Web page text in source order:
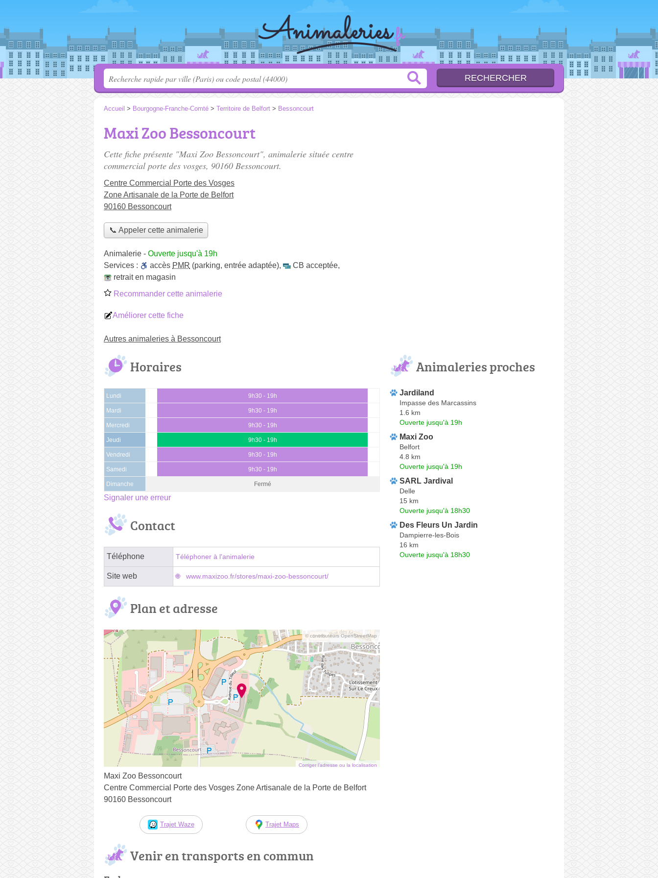
Accueil > Bourgogne-Franche-Comté > Territoire de Belfort > Bessoncourt
Maxi Zoo Bessoncourt
Cette fiche présente "Maxi Zoo Bessoncourt", animalerie située centre
commercial porte des vosges, 90160 Bessoncourt.
Centre Commercial Porte des Vosges
Zone Artisanale de la Porte de Belfort
90160 Bessoncourt
📞 Appeler cette animalerie
Animalerie - Ouverte jusqu'à 19h
Services :
accès PMR (parking, entrée adaptée), CB acceptée,
retrait en magasin
Recommander cette animalerie
Améliorer cette fiche
Autres animaleries à Bessoncourt
Horaires
Lundi 9h30 - 19h
Mardi 9h30 - 19h
Mercredi 9h30 - 19h
Jeudi 9h30 - 19h
Vendredi 9h30 - 19h
Samedi 9h30 - 19h
Dimanche Fermé
Signaler une erreur
Contact
Téléphone Téléphoner à l'animalerie
Site web www.maxizoo.fr/stores/maxi-zoo-bessoncourt/
Plan et adresse
© contributeurs OpenStreetMap
Corriger l’adresse ou la localisation
Maxi Zoo Bessoncourt
Centre Commercial Porte des Vosges Zone Artisanale de la Porte de Belfort
90160 Bessoncourt
Trajet Waze Trajet Maps
Venir en transports en commun
Animaleries proches
Jardiland
Impasse des Marcassins
1.6 km
Ouverte jusqu'à 19h
Maxi Zoo
Belfort
4.8 km
Ouverte jusqu'à 19h
SARL Jardival
Delle
15 km
Ouverte jusqu'à 18h30
Des Fleurs Un Jardin
Dampierre-les-Bois
16 km
Ouverte jusqu'à 18h30